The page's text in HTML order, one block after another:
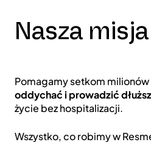
Nasza misja
Pomagamy setkom
oddychać i prowadzić
życie bez hospitalizacji.
Wszystko, co robimy w